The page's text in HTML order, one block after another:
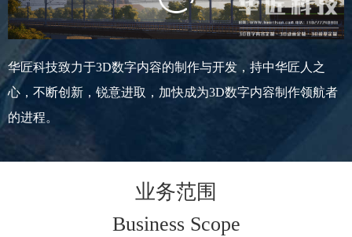
华匠科技致力于3D数字内容的制作与开发，持中华匠人之
心，不断创新，锐意进取，加快成为3D数字内容制作领航者
的进程。
业务范围
Business Scope